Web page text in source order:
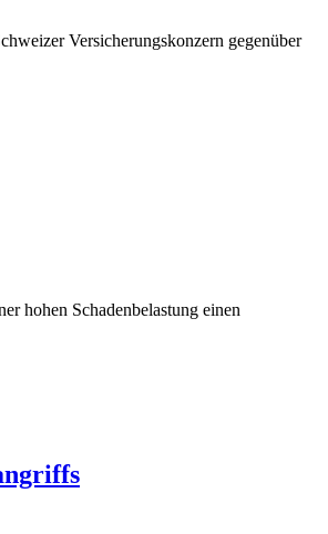
Versicherungskonzern gegenüber
hohen Schadenbelastung einen